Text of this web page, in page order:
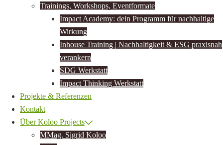
Trainings, Workshops, Eventformate
Impact Academy: dein Programm für nachhaltige
Wirkung
Inhouse Training | Nachhaltigkeit & ESG praxisnah
verankern
SDG Werkstatt
Impact Thinking Werkstatt
Projekte & Referenzen
Kontakt
Über Koloo Projects
MMag. Sigrid Koloo